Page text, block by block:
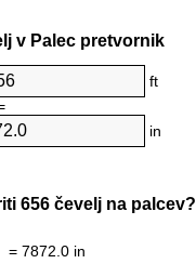
v Palec pretvornik
ft
in
656 čevelj na palcev?
= 7872.0 in